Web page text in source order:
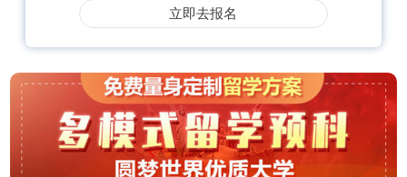
立即去报名